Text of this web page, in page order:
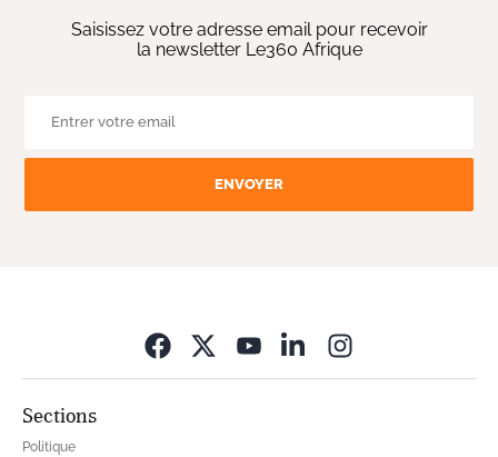
Saisissez votre adresse email pour recevoir
la newsletter Le360 Afrique
ENVOYER
Sections
Politique